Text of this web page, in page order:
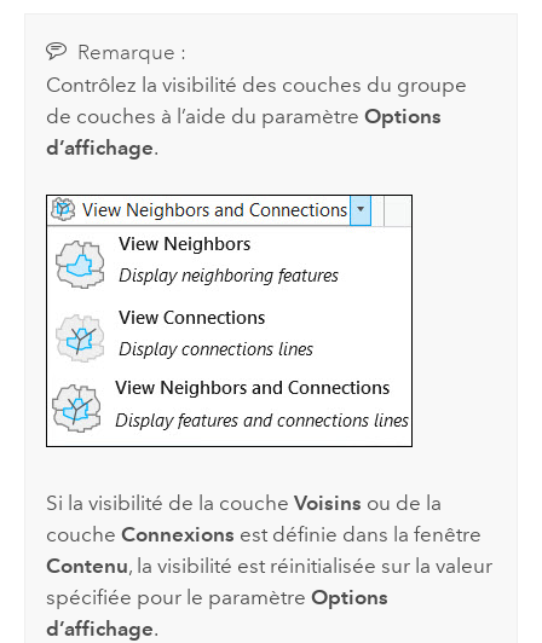
Remarque :
Contrôlez la visibilité des couches du groupe
de couches à l’aide du paramètreOptions
d’affichage.
Si la visibilité de la coucheVoisins ou de la
coucheConnexions est définie dans la fenêtre
Contenu, la visibilité est réinitialisée sur la valeur
spécifiée pour le paramètreOptions
d’affichage.